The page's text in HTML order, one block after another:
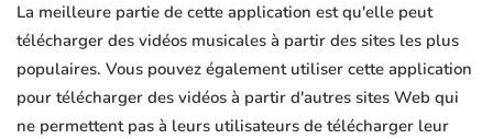
La meilleure partie de cette application est qu'elle peut
télécharger des vidéos musicales à partir des sites les plus
populaires. Vous pouvez également utiliser cette application
pour télécharger des vidéos à partir d'autres sites Web qui
ne permettent pas à leurs utilisateurs de télécharger leur